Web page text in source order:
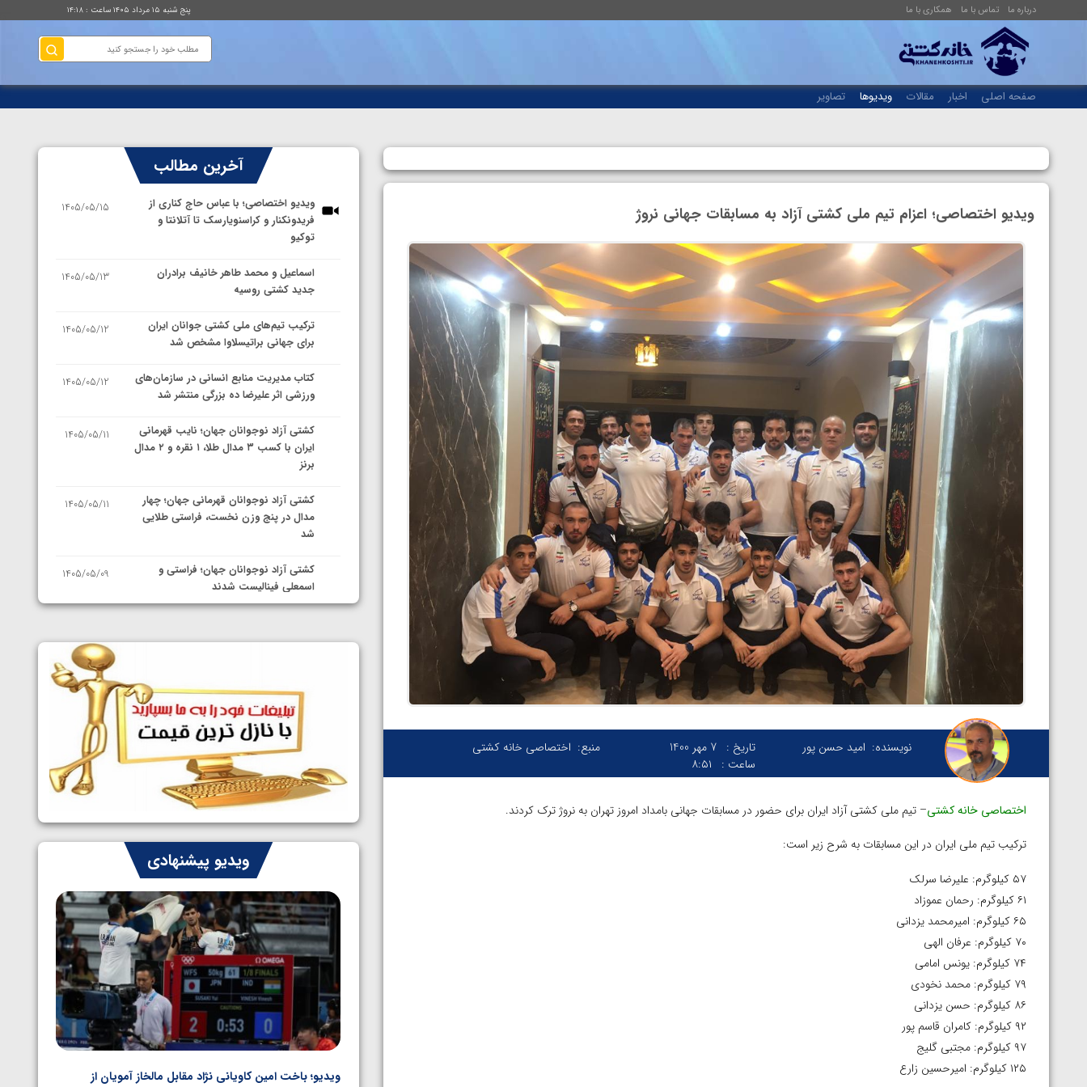
درباره ما تماس با ما همکاری با ما پنج شنبه ۱۵ مرداد ۱۴۰۵ ساعت : ۱۴:۱۸
صفحه اصلی اخبار مقالات ویدیوها تصاویر
ویدیو اختصاصی؛ اعزام تیم ملی کشتی آزاد به مسابقات جهانی نروژ
نویسنده: امید حسن پور تاریخ : 7 مهر 1400
ساعت :
۸:۵۱
منبع: اختصاصی خانه کشتی
اختصاصی خانه کشتی– تیم ملی کشتی آزاد ایران برای حضور در مسابقات جهانی بامداد امروز تهران به نروژ ترک کردند.
ترکیب تیم ملی ایران در این مسابقات به شرح زیر است:
۵۷ کیلوگرم: علیرضا سرلک
۶۱ کیلوگرم: رحمان عموزاد
۶۵ کیلوگرم: امیرمحمد یزدانی
۷۰ کیلوگرم: عرفان الهی
۷۴ کیلوگرم: یونس امامی
۷۹ کیلوگرم: محمد نخودی
۸۶ کیلوگرم: حسن یزدانی
۹۲ کیلوگرم: کامران قاسم پور
۹۷ کیلوگرم: مجتبی گلیج
۱۲۵ کیلوگرم: امیرحسین زارع
آخرین مطالب
ویدیو اختصاصی؛ با عباس حاج کناری از
فریدونکنار و کراسنویارسک تا آتلانتا و
توکیو
1405/05/15
اسماعیل و محمد طاهر خانیف برادران
جدید کشتی روسیه
1405/05/13
ترکیب تیم‌های ملی کشتی جوانان ایران
برای جهانی براتیسلاوا مشخص شد
1405/05/12
کتاب مدیریت منابع انسانی در سازمان‌های
ورزشی اثر علیرضا ده بزرگی منتشر شد
1405/05/12
کشتی آزاد نوجوانان جهان؛ نایب قهرمانی
ایران با کسب ۳ مدال طلا، ۱ نقره و ۲ مدال
برنز
1405/05/11
کشتی آزاد نوجوانان قهرمانی جهان؛ چهار
مدال در پنج وزن نخست، فراستی طلایی
شد
1405/05/11
کشتی آزاد نوجوانان جهان؛ فراستی و
اسمعلی فینالیست شدند
1405/05/09
نمایندگان ایران مشخص شدند
سوم برای ایران
1405/05/07
ایران چشم به راه چهار مدال در پنج وزن
دوم کشتی فرنگی نوجوانان جهان
1405/05/06
ویدیو پیشنهادی
دور اول المپیک ویدیو؛ کسب مدال برنز المپیک پاریس توسط امین میرزازاده
ویدیو؛ صعود حسن یزدانی به فینال المپیک با برتری مقابل